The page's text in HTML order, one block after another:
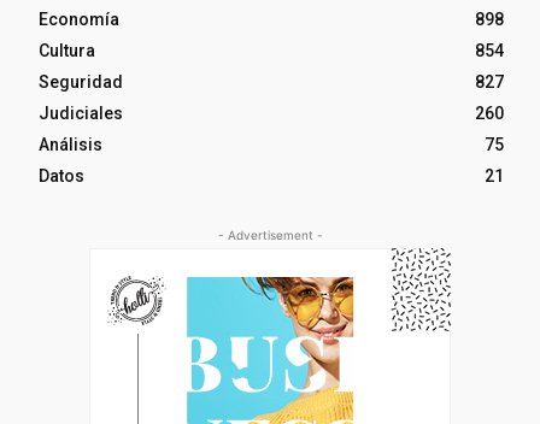
Economía
898
Cultura
854
Seguridad
827
Judiciales
260
Análisis
75
Datos
21
- Advertisement -